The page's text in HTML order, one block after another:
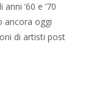
’60 e ’70
ancora oggi
di artisti post